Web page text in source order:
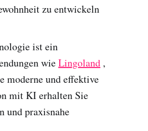
zu entwickeln
ist ein
wieLingoland ,
moderne und effektive
mit KI erhalten Sie
und praxisnahe